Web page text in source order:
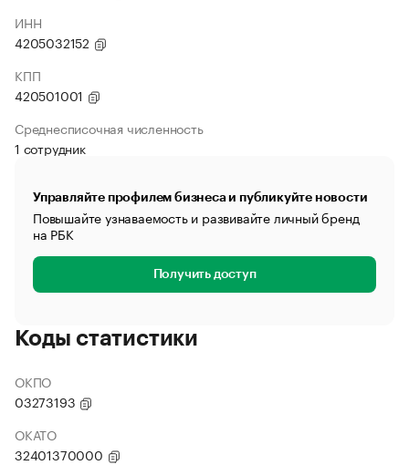
ИНН
4205032152
КПП
420501001
Среднесписочная численность
1 сотрудник
Управляйте профилем бизнеса и публикуйте новости
Повышайте узнаваемость и развивайте личный бренд
на РБК
Получить доступ
Коды статистики
ОКПО
03273193
ОКАТО
32401370000